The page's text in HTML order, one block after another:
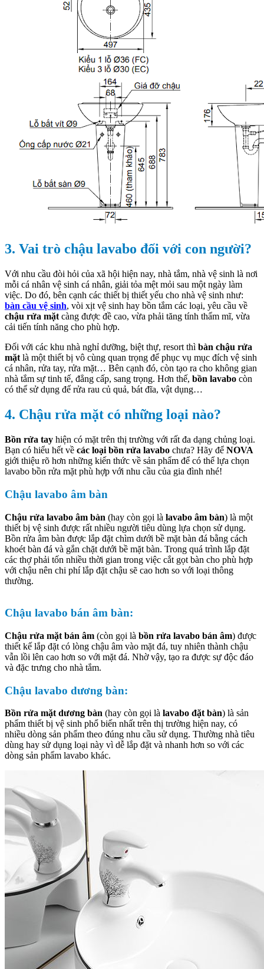
3. Vai trò chậu lavabo đối với con người?
Với nhu cầu đòi hỏi của xã hội hiện nay, nhà tắm, nhà vệ sinh là nơi
mỗi cá nhân vệ sinh cá nhân, giải tỏa mệt mỏi sau một ngày làm
việc. Do đó, bên cạnh các thiết bị thiết yếu cho nhà vệ sinh như:
bàn cầu vệ sinh, vòi xịt vệ sinh hay bồn tắm các loại, yêu cầu về
chậu rửa mặt càng được đề cao, vừa phải tăng tính thẩm mĩ, vừa
cải tiến tính năng cho phù hợp.
Đối với các khu nhà nghỉ dưỡng, biệt thự, resort thì bàn chậu rửa
mặt là một thiết bị vô cùng quan trọng để phục vụ mục đích vệ sinh
cá nhân, rửa tay, rửa mặt… Bên cạnh đó, còn tạo ra cho không gian
nhà tắm sự tinh tế, đẳng cấp, sang trọng. Hơn thế, bồn lavabo còn
có thể sử dụng để rửa rau củ quả, bát đĩa, vật dụng…
4. Chậu rửa mặt có những loại nào?
Bồn rửa tay hiện có mặt trên thị trường với rất đa dạng chủng loại.
Bạn có hiểu hết về các loại bồn rửa lavabo chưa? Hãy để NOVA
giới thiệu rõ hơn những kiến thức về sản phẩm để có thể lựa chọn
lavabo bồn rửa mặt phù hợp với nhu cầu của gia đình nhé!
Chậu lavabo âm bàn
Chậu rửa lavabo âm bàn (hay còn gọi là lavabo âm bàn) là một
thiết bị vệ sinh được rất nhiều người tiêu dùng lựa chọn sử dụng.
Bồn rửa âm bàn được lắp đặt chìm dưới bề mặt bàn đá bằng cách
khoét bàn đá và gắn chặt dưới bề mặt bàn. Trong quá trình lắp đặt
các thợ phải tốn nhiều thời gian trong việc cắt gọt bàn cho phù hợp
với chậu nên chi phí lắp đặt chậu sẽ cao hơn so với loại thông
thường.
Chậu lavabo bán âm bàn:
Chậu rửa mặt bán âm (còn gọi là bồn rửa lavabo bán âm) được
thiết kế lắp đặt có lòng chậu âm vào mặt đá, tuy nhiên thành chậu
vẫn lồi lên cao hơn so với mặt đá. Nhờ vậy, tạo ra được sự độc đáo
và đặc trưng cho nhà tắm.
Chậu lavabo dương bàn:
Bồn rửa mặt dương bàn (hay còn gọi là lavabo đặt bàn) là sản
phẩm thiết bị vệ sinh phổ biến nhất trên thị trường hiện nay, có
nhiều dòng sản phẩm theo đúng nhu cầu sử dụng. Thường nhà tiêu
dùng hay sử dụng loại này vì dễ lắp đặt và nhanh hơn so với các
dòng sản phẩm lavabo khác.